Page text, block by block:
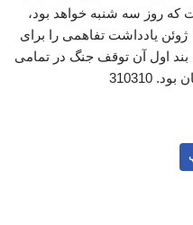
که روز سه شنبه خواهد بود،
آماده می‌شود. تهران و واشنگتن ۱۸ ژوئن یادداشت تفاهمی را برای
بند اول آن توقف جنگ در تمامی
310310